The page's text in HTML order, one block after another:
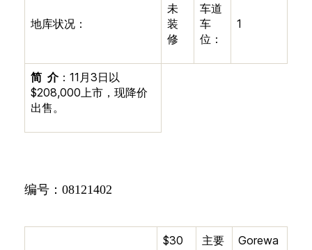
地库状况：
未
装
修
车道
车
位：
1
简 介： 11 月3日以
$208,000 上市，现降价
出售。
编号： 08121402
$30
主要
Gorewa